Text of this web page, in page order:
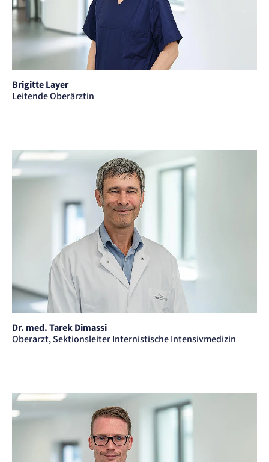
Brigitte Layer
Leitende Oberärztin
Dr. med. Tarek Dimassi
Oberarzt, Sektionsleiter Internistische Intensivmedizin